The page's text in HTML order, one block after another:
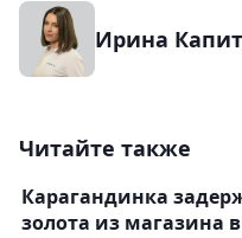
Ирина
Читайте также
Карагандинка
золота из магазина